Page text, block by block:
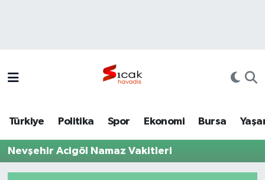
Türkiye Politika Spor Ekonomi Bursa
Nevşehir Acigöl Namaz Vakitleri
Politika
Tüm Manşetler